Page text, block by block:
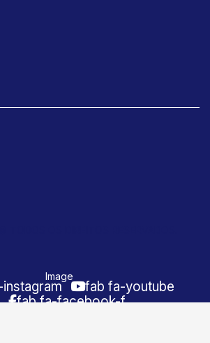
fab fa-youtube
fab fa-facebook-f